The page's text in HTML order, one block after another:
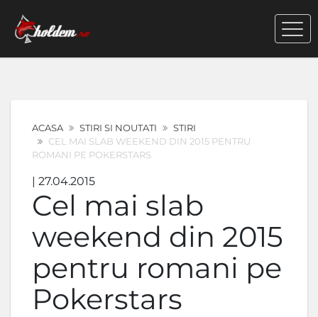
ACASA STIRI SI NOUTATI
STIRI
CEL MAI SLAB WEEKEND DIN 2015 PENTRU
ROMANI PE POKERSTARS
| 27.04.2015
Cel mai slab
weekend din 2015
pentru romani pe
Pokerstars